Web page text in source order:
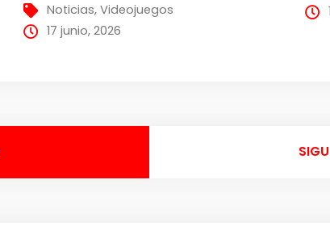
Noticias, Videojuegos
17 junio, 2026